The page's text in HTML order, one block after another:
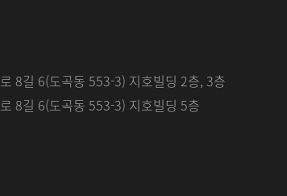
8길 6(도곡동 553-3) 지호빌딩 2층, 3층
8길 6(도곡동 553-3) 지호빌딩 5층